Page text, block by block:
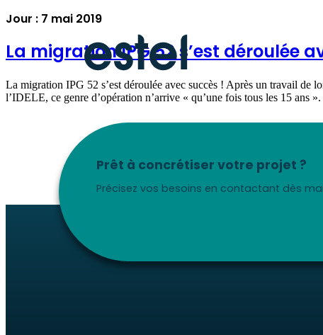
Jour : 7 mai 2019
La migration IPG 52 s’est déroulée
La migration IPG 52 s’est déroulée avec succès ! Après un travail de
l’IDELE, ce genre d’opération n’arrive « qu’une fois tous les 15 ans
Prêt à concrétiser votre projet ?
Précisez vos besoins en contactant dès